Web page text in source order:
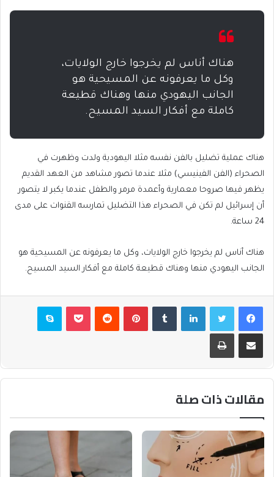
هناك أناس لم يخرجوا خارج الولايات،
وكل ما يعرفونه عن المسيحية هو
الجانب اليهودي منها وهناك قطيعة
كاملة مع أفكار السيد المسيح.
هناك عملية تضليل بالفن نفسه مثلا اليهودية ولدت وظهرت في
الصحراء (الفن الفينيسي) مثلا عندما تصور مشاهد من العهد القديم
يظهر فيها صروحا معمارية وأعمدة مرمر والطفل عندما يكبر لا يتصور
أن إسرائيل لم تكن في الصحراء هذا التضليل تمارسه القنوات على مدى
24 ساعة.
هناك أناس لم يخرجوا خارج الولايات، وكل ما يعرفونه عن المسيحية هو
الجانب اليهودي منها وهناك قطيعة كاملة مع أفكار السيد المسيح.
فيسبوكتويتر لينكدإن بينتيريست بوكيت سكايب
مشاركة عبر البريد طباعة
مقالات ذات صلة